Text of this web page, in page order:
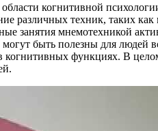
когнитивной
различных техник, таких
занятия мнемотехникой
быть полезны для людей
когнитивных функциях. В